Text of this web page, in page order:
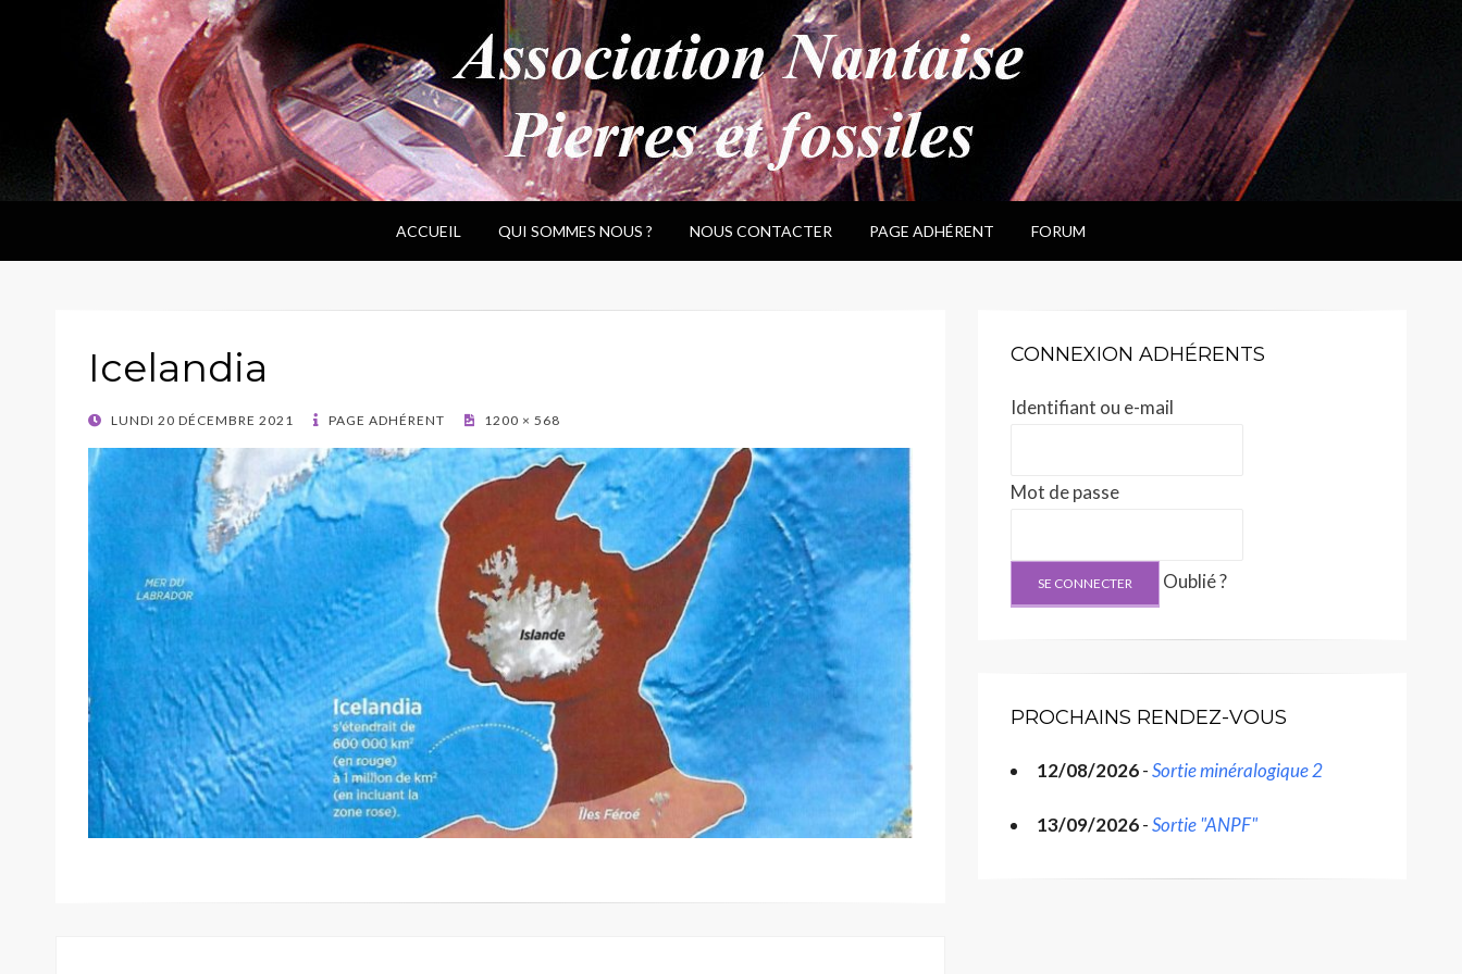
ANPF
Association Nantaise Pierres et Fossiles
ACCUEIL QUI SOMMES NOUS ? NOUS CONTACTER PAGE ADHÉRENT FORUM
Icelandia
POSTED
LUNDI 20 DÉCEMBRE 2021 PAGE ADHÉRENT 1200 × 568
CONNEXION ADHÉRENTS
Identifiant ou e-mail
Mot de passe
Oublié ?
PROCHAINS RENDEZ-VOUS
12/08/2026-Sortie minéralogique 2
13/09/2026-Sortie "ANPF"